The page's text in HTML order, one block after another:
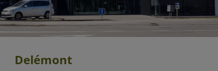
Delémont